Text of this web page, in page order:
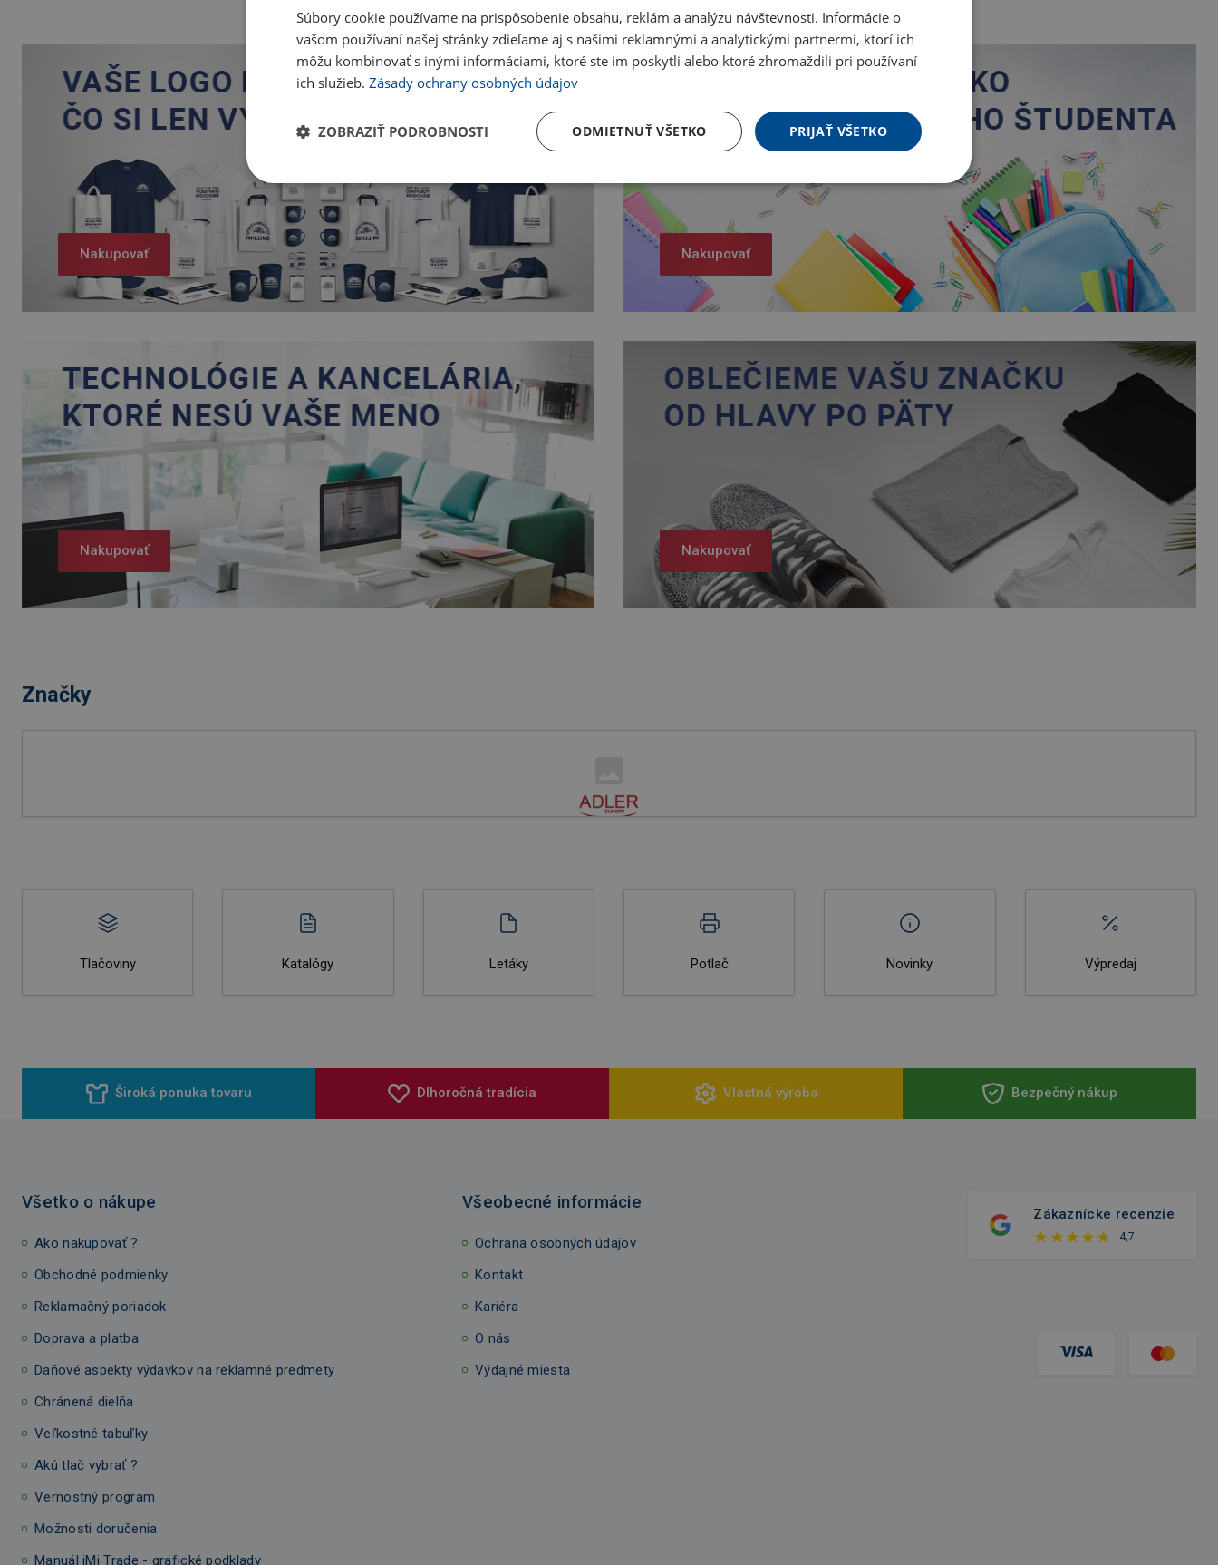
Nakupovať Nakupovať
Nakupovať Nakupovať
Značky
Tlačoviny Katalógy Letáky Potlač Novinky Výpredaj
Široká ponuka tovaru Dlhoročná tradícia Vlastná výroba Bezpečný nákup
Všetko o nákupe
Ako nakupovať ?
Obchodné podmienky
Reklamačný poriadok
Doprava a platba
Daňové aspekty výdavkov na reklamné predmety
Chránená dielňa
Veľkostné tabuľky
Akú tlač vybrať ?
Vernostný program
Možnosti doručenia
Manuál iMi Trade - grafické podklady
Všeobecné informácie
Ochrana osobných údajov
Kontakt
Kariéra
O nás
Výdajné miesta
Zákaznícke recenzie
4,7
Súbory cookie používame na prispôsobenie obsahu, reklám a analýzu návštevnosti. Informácie o
vašom používaní našej stránky zdieľame aj s našimi reklamnými a analytickými partnermi, ktorí ich
môžu kombinovať s inými informáciami, ktoré ste im poskytli alebo ktoré zhromaždili pri používaní
ich služieb. Zásady ochrany osobných údajov
PRIJAŤ VŠETKO
ODMIETNUŤ VŠETKO
ZOBRAZIŤ PODROBNOSTI